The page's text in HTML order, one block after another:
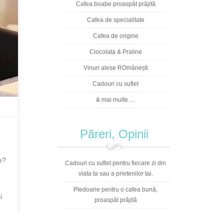
Cafea boabe proaspăt prăjită
Cafea de specialitate
Cafea de origine
Ciocolata & Praline
Vinuri alese ROmânești
Cadouri cu suflet
& mai multe …
Păreri, Opinii
Cadouri cu suflet pentru fiecare zi din
viata ta sau a prietenilor tai.
Pledoarie pentru o cafea bună,
proaspăt prăjită